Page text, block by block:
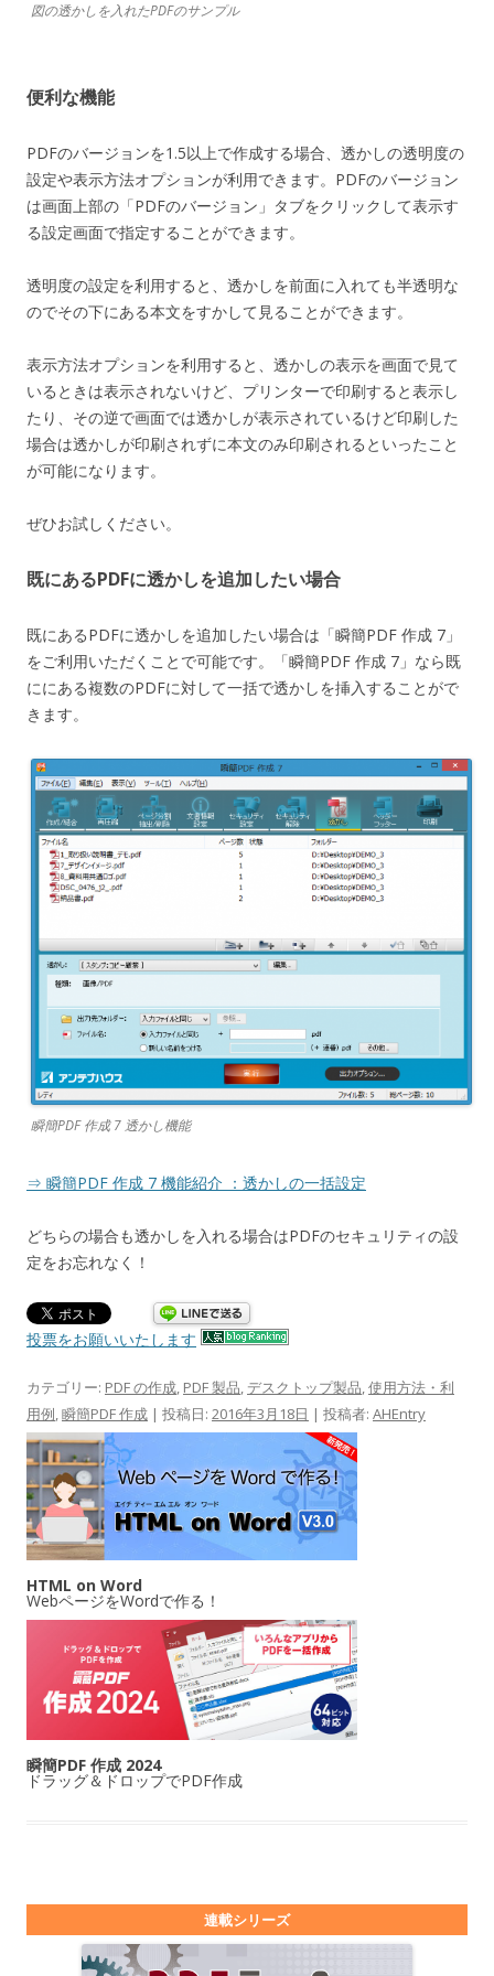
図の透かしを入れたPDFのサンプル
便利な機能
PDFのバージョンを1.5以上で作成する場合、透かしの透明度の
設定や表示方法オプションが利用できます。PDFのバージョン
は画面上部の「PDFのバージョン」タブをクリックして表示す
る設定画面で指定することができます。
透明度の設定を利用すると、透かしを前面に入れても半透明な
のでその下にある本文をすかして見ることができます。
表示方法オプションを利用すると、透かしの表示を画面で見て
いるときは表示されないけど、プリンターで印刷すると表示し
たり、その逆で画面では透かしが表示されているけど印刷した
場合は透かしが印刷されずに本文のみ印刷されるといったこと
が可能になります。
ぜひお試しください。
既にあるPDFに透かしを追加したい場合
既にあるPDFに透かしを追加したい場合は「瞬簡PDF 作成 7」
をご利用いただくことで可能です。「瞬簡PDF 作成 7」なら既
ににある複数のPDFに対して一括で透かしを挿入することがで
きます。
瞬簡PDF 作成 7 透かし機能
⇒ 瞬簡PDF 作成 7 機能紹介 ：透かしの一括設定
どちらの場合も透かしを入れる場合はPDFのセキュリティの設
定をお忘れなく！
投票をお願いいたします
カテゴリー: PDF の作成, PDF 製品, デスクトップ製品,使用方法・利
用例,瞬簡PDF 作成 | 投稿日: 2016年3月18日 | 投稿者: AHEntry
HTML on Word
WebページをWordで作る！
瞬簡PDF 作成 2024
ドラッグ＆ドロップでPDF作成
連載シリーズ